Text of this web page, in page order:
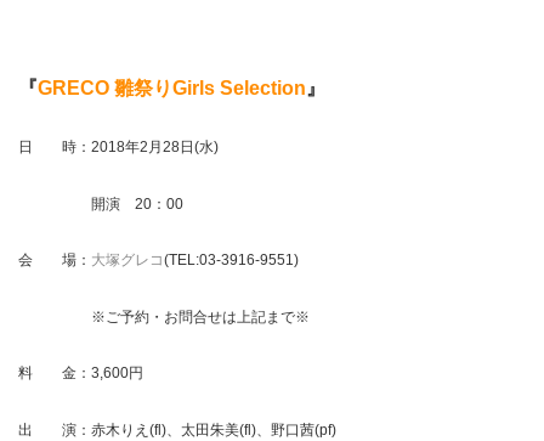
『GRECO 雛祭りGirls Selection 』
日 時：2018年2月28日(水)
開演 20：00
会 場： 大塚グレコ(TEL:03-3916-9551)
※ご予約・お問合せは上記まで※
料 金：3,600円
出 演：赤木りえ(fl)、太田朱美(fl)、野口茜(pf)